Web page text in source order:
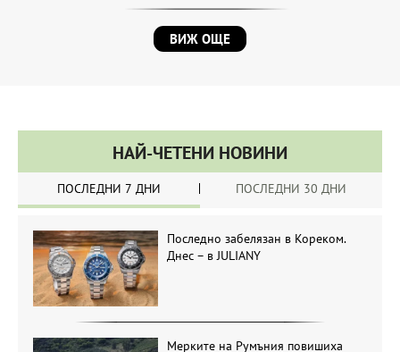
ВИЖ ОЩЕ
НАЙ-ЧЕТЕНИ НОВИНИ
ПОСЛЕДНИ 7 ДНИ ПОСЛЕДНИ 30 ДНИ
Последно забелязан в Кореком.
Днес – в JULIANY
Мерките на Румъния повишиха